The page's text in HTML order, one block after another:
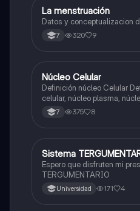
Biologia
La menstruación
Datos y conceptualizacion
7 320 9
Biologia
Núcleo Celular
Definición núcleo Celular Definición de: Membrana
celular, núcleo plasma,
Interfase Fases de la
7 375 8
Biologia
Sistema
Espero que disfruten mi
TERGUMENTARIO
Universidad 171 4